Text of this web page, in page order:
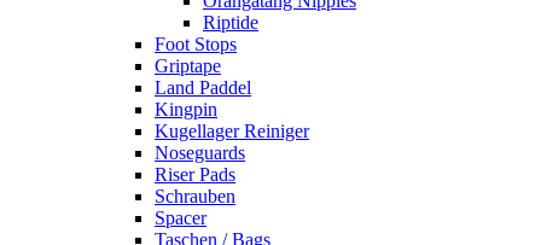
Riptide
Foot Stops
Griptape
Land Paddel
Kingpin
Kugellager Reiniger
Noseguards
Riser Pads
Schrauben
Spacer
Taschen / Bags